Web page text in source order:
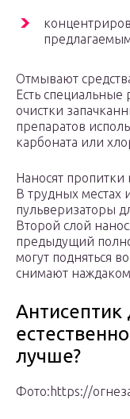
Отмывают
Есть специальные
очистки
препаратов
карбоната или
Наносят
В трудных местах
пульверизаторы
Второй слой
предыдущий
могут подняться
снимают
Антисептик
лучше?
Фото:https://